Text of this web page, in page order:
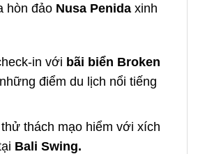
hòn đảo Nusa Penida xinh
in với bãi biển Broken
điểm du lịch nổi tiếng
thách mạo hiểm với xích
Bali Swing.